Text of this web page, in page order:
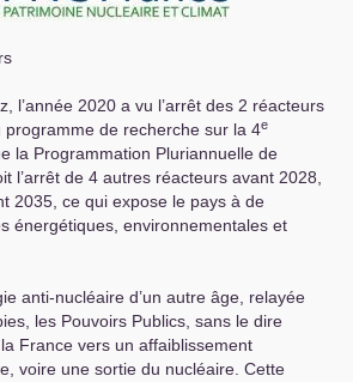
l’année 2020 a vu l’arrêt des 2 réacteurs
de recherche sur la 4e
la Programmation Pluriannuelle de
l’arrêt de 4 autres réacteurs avant 2028,
2035, ce qui expose le pays à de
énergétiques, environnementales et
anti-nucléaire d’un autre âge, relayée
les Pouvoirs Publics, sans le dire
France vers un affaiblissement
voire une sortie du nucléaire. Cette